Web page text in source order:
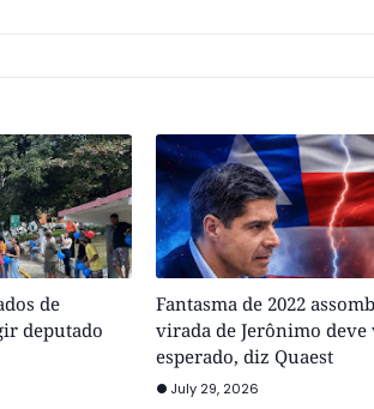
de
deputado
Fantasma de 2022
virada de Jerônimo deve
esperado, diz Quaest
July 29, 2026